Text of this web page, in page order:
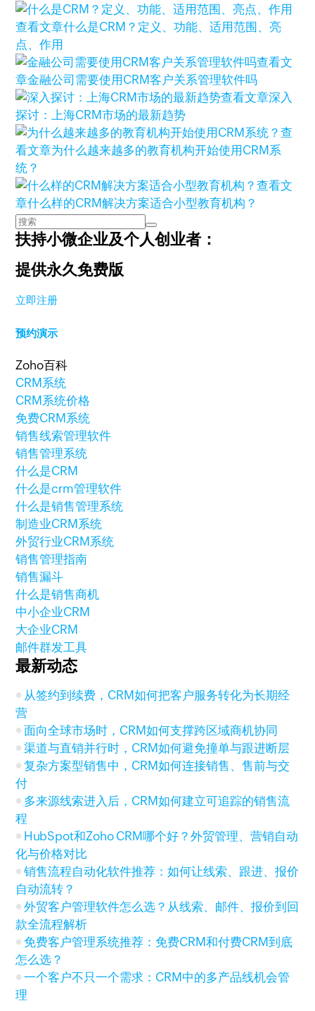
查看文章什么是CRM？定义、功能、适用范围、亮
点、作用
查看文
章金融公司需要使用CRM客户关系管理软件吗
查看文章深入
探讨：上海CRM市场的最新趋势
查
看文章为什么越来越多的教育机构开始使用CRM系
统？
查看文
章什么样的CRM解决方案适合小型教育机构？
扶持小微企业及个人创业者：
提供永久免费版
立即注册
预约演示
Zoho百科
CRM系统
CRM系统价格
免费CRM系统
销售线索管理软件
销售管理系统
什么是CRM
什么是crm管理软件
什么是销售管理系统
制造业CRM系统
外贸行业CRM系统
销售管理指南
销售漏斗
什么是销售商机
中小企业CRM
大企业CRM
邮件群发工具
最新动态
从签约到续费，CRM如何把客户服务转化为长期经
营
面向全球市场时，CRM如何支撑跨区域商机协同
渠道与直销并行时，CRM如何避免撞单与跟进断层
复杂方案型销售中，CRM如何连接销售、售前与交
付
多来源线索进入后，CRM如何建立可追踪的销售流
程
HubSpot和Zoho CRM哪个好？外贸管理、营销自动
化与价格对比
销售流程自动化软件推荐：如何让线索、跟进、报价
自动流转？
外贸客户管理软件怎么选？从线索、邮件、报价到回
款全流程解析
免费客户管理系统推荐：免费CRM和付费CRM到底
怎么选？
一个客户不只一个需求：CRM中的多产品线机会管
理